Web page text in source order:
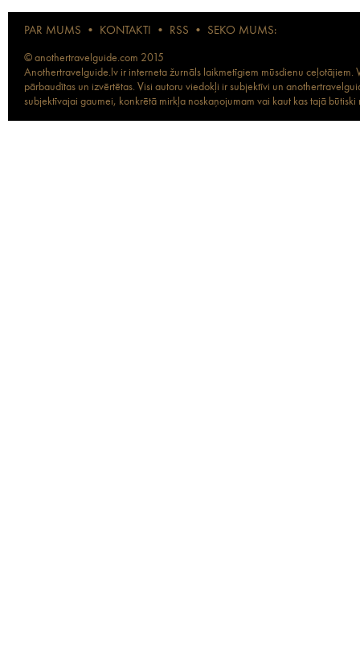
PAR MUMS • KONTAKTI • RSS • SEKO MUMS:
© anothertravelguide.com 2015
Anothertravelguide.lv ir interneta žurnāls laikmetīgiem mūsdienu
pārbaudītas un izvērtētas. Visi autoru viedokļi ir subjektīvi un
subjektīvajai gaumei, konkrētā mirkļa noskaņojumam vai kaut kas tajā